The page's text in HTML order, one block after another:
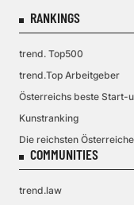
RANKINGS
trend. Top500
trend.Top Arbeitgeber
Österreichs beste Start-
Kunstranking
Die reichsten
COMMUNITIES
trend.law